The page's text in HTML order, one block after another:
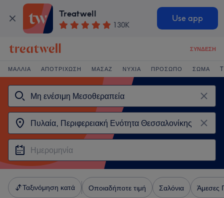
Treatwell
130K
Use app
ΣΎΝΔΕΣΗ
ΜΑΛΛΙΆ ΑΠΟΤΡΊΧΩΣΗ ΜΑΣΆΖ ΝΎΧΙΑ ΠΡΌΣΩΠΟ ΣΏΜΑ
Ταξινόμηση κατά Οποιαδήποτε τιμή Σαλόνια Άμεσες